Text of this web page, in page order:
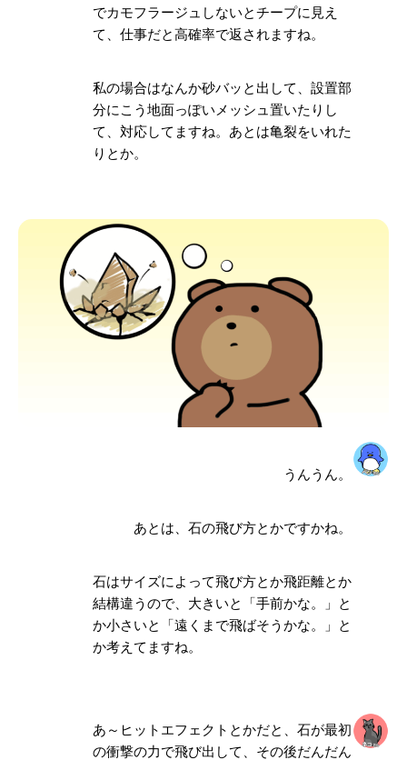
でカモフラージュしないとチープに見え
て 、仕事だと高確率で返されますね。
私の場合はなんか砂バッと出して、設置部
分にこう地面っぽいメッシュ置いたりし
て、対応してますね。あとは亀裂をいれた
りとか。
うんうん。
あとは、石の飛び方とかですかね。
石はサイズによって飛び方とか飛距離とか
結構違うので、 大きいと「手前かな。」
と
か小さいと「遠くまで飛ばそうかな。」
と
か考えてますね。
あ～ヒットエフェクトとかだと、石が最初
の衝撃の力で飛び出して、その後だんだん